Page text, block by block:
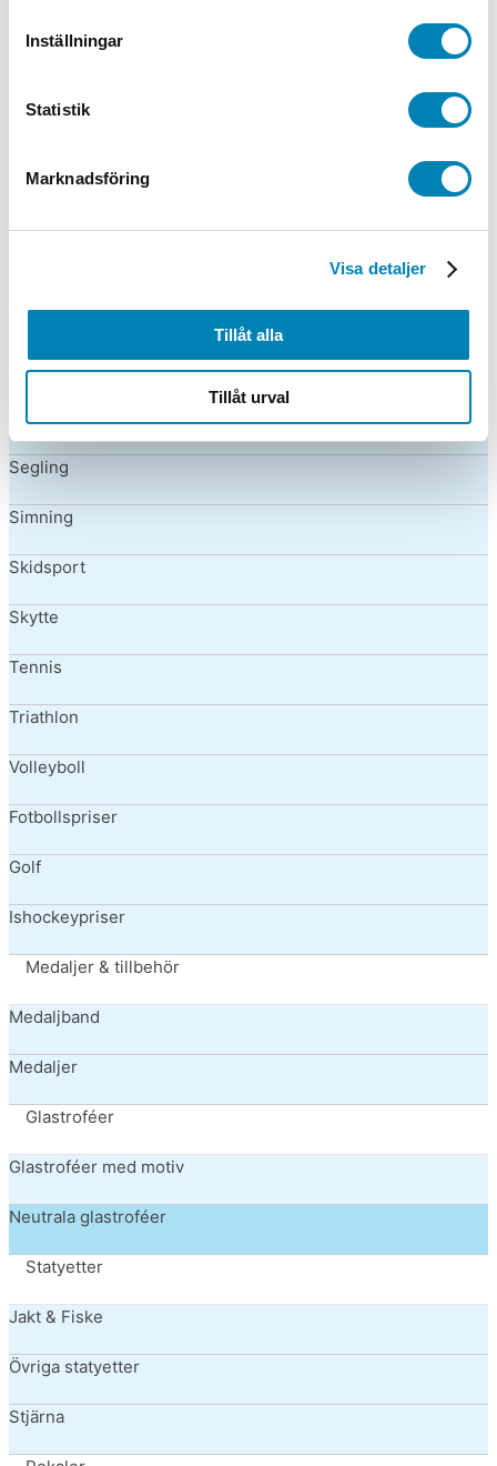
Inställningar
Statistik
Marknadsföring
Visa detaljer
Tillåt alla
Tillåt urval
Häst
Kampsport
Löpning
Motorsport
Segling
Simning
Skidsport
Skytte
Tennis
Triathlon
Volleyboll
Fotbollspriser
Golf
Ishockeypriser
Medaljer & tillbehör
Medaljband
Medaljer
Glastroféer
Glastroféer med motiv
Neutrala glastroféer
Statyetter
Jakt & Fiske
Övriga statyetter
Stjärna